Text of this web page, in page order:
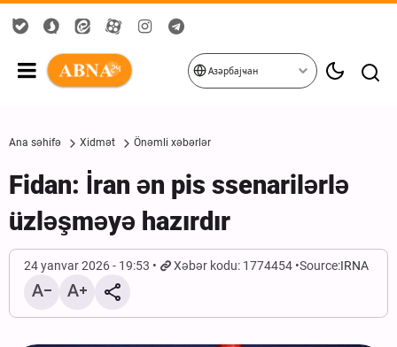
Азәрбајҹан
Ana səhifə Xidmət Önəmli xəbərlər
Fidan: İran ən pis ssenarilərlə
üzləşməyə hazırdır
24 yanvar 2026 - 19:53 Xəbər kodu: 1774454 Source:IRNA